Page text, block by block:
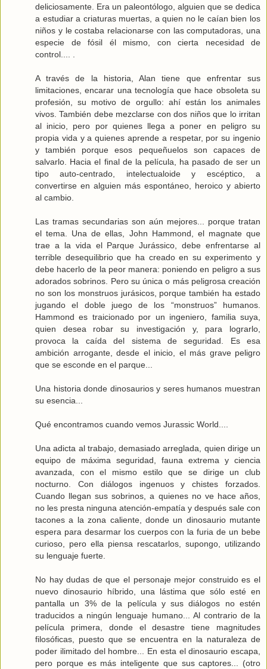
deliciosamente. Era un paleontólogo, alguien que se dedica
a estudiar a criaturas muertas, a quien no le caían bien los
niños y le costaba relacionarse con las computadoras, una
especie de fósil él mismo, con cierta necesidad de
control.... .
A través de la historia, Alan tiene que enfrentar sus
limitaciones, encarar una tecnología que hace obsoleta su
profesión, su motivo de orgullo: ahí están los animales
vivos. También debe mezclarse con dos niños que lo irritan
al inicio, pero por quienes llega a poner en peligro su
propia vida y a quienes aprende a respetar, por su ingenio
y también porque esos pequeñuelos son capaces de
salvarlo. Hacia el final de la película, ha pasado de ser un
tipo auto-centrado, intelectualoide y escéptico, a
convertirse en alguien más espontáneo, heroico y abierto
al cambio.
Las tramas secundarias son aún mejores... porque tratan
el tema. Una de ellas, John Hammond, el magnate que
trae a la vida el Parque Jurássico, debe enfrentarse al
terrible desequilibrio que ha creado en su experimento y
debe hacerlo de la peor manera: poniendo en peligro a sus
adorados sobrinos. Pero su única o más peligrosa creación
no son los monstruos jurásicos, porque también ha estado
jugando el doble juego de los “monstruos” humanos.
Hammond es traicionado por un ingeniero, familia suya,
quien desea robar su investigación y, para lograrlo,
provoca la caída del sistema de seguridad. Es esa
ambición arrogante, desde el inicio, el más grave peligro
que se esconde en el parque...
Una historia donde dinosaurios y seres humanos muestran
su esencia...
Qué encontramos cuando vemos Jurassic World....
Una adicta al trabajo, demasiado arreglada, quien dirige un
equipo de máxima seguridad, fauna extrema y ciencia
avanzada, con el mismo estilo que se dirige un club
nocturno. Con diálogos ingenuos y chistes forzados.
Cuando llegan sus sobrinos, a quienes no ve hace años,
no les presta ninguna atención-empatía y después sale con
tacones a la zona caliente, donde un dinosaurio mutante
espera para desarmar los cuerpos con la furia de un bebe
curioso, pero ella piensa rescatarlos, supongo, utilizando
su lenguaje fuerte.
No hay dudas de que el personaje mejor construido es el
nuevo dinosaurio híbrido, una lástima que sólo esté en
pantalla un 3% de la película y sus diálogos no estén
traducidos a ningún lenguaje humano... Al contrario de la
película primera, donde el desastre tiene magnitudes
filosóficas, puesto que se encuentra en la naturaleza de
poder ilimitado del hombre... En esta el dinosaurio escapa,
pero porque es más inteligente que sus captores... (otro